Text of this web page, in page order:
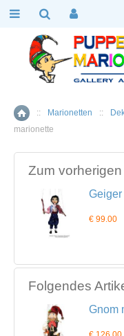
Home
:: Marionetten ::
marionette
Zum vorherigen
€ 99.00
Folgendes
Gnom